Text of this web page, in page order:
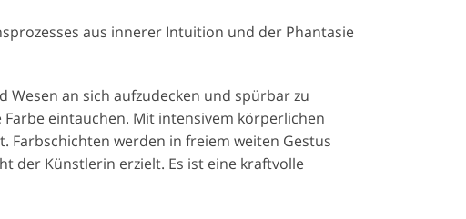
aus innerer Intuition und der Phantasie
an sich aufzudecken und spürbar zu
eintauchen. Mit intensivem körperlichen
Farbschichten werden in freiem weiten Gestus
der Künstlerin erzielt. Es ist eine kraftvolle